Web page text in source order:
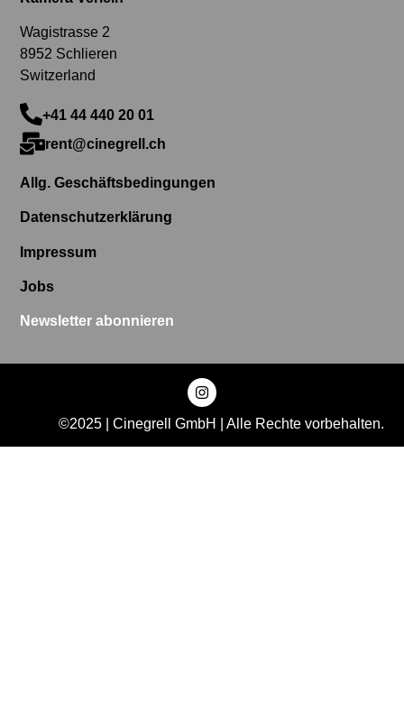
Wagistrasse 2
8952 Schlieren
Switzerland
+41 44 440 20 01
rent@cinegrell.ch
Allg. Geschäftsbedingungen
Datenschutzerklärung
Impressum
Jobs
Newsletter abonnieren
©2025 | Cinegrell GmbH | Alle Rechte vorbehalten.